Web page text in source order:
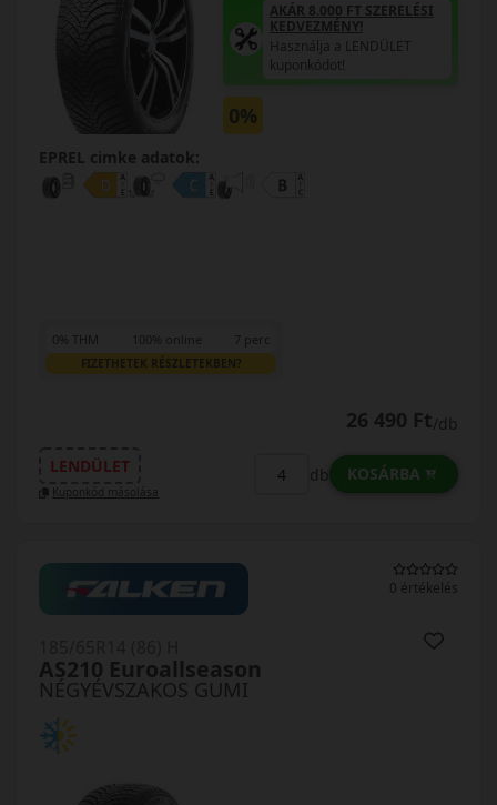
AKÁR 8.000 FT SZERELÉSI
KEDVEZMÉNY!
Használja a LENDÜLET
kuponkódot!
0%
EPREL cimke adatok:
0% THM 100% online 7 perc
FIZETHETEK RÉSZLETEKBEN?
26 490 Ft/db
LENDÜLET
Kuponkód másolása
db KOSÁRBA
0 értékelés
NÉGYÉVSZAKOS GUMI
AS210 Euroallseason